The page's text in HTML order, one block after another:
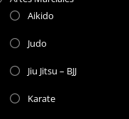
Aikido
Judo
Jiu Jitsu – BJJ
Karate